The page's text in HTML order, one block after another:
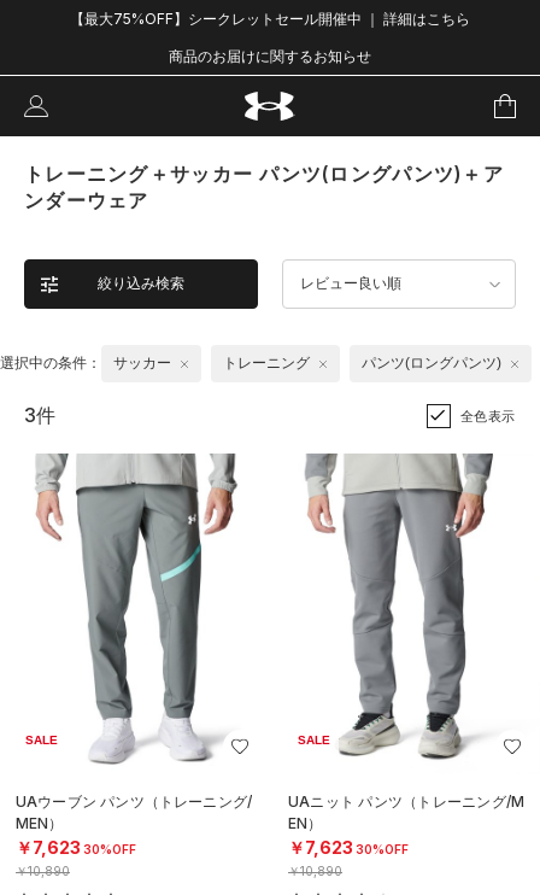
【最大75%OFF】シークレットセール開催中 ｜ 詳細はこちら
商品のお届けに関するお知らせ
トレーニング＋サッカー パンツ(ロングパンツ)＋ア
ンダーウェア
絞り込み検索 レビュー良い順
選択中の条件： サッカー トレーニング パンツ(ロングパンツ)
3件 全色表示
SALE
UAウーブン パンツ（トレーニング/
MEN）
￥7,623 30%OFF
￥10,890
SALE
UAニット パンツ（トレーニング/M
EN）
￥7,623 30%OFF
￥10,890